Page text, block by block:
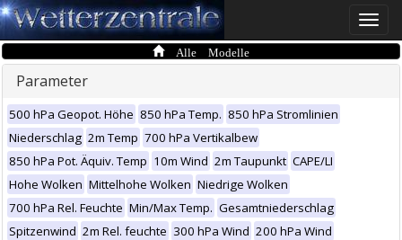
Toggle
Alle Modelle
Parameter
500 hPa Geopot. Höhe 850 hPa Temp. 850 hPa Stromlinien
Niederschlag 2m Temp 700 hPa Vertikalbew
850 hPa Pot. Äquiv. Temp 10m Wind 2m Taupunkt CAPE/LI
Hohe Wolken Mittelhohe Wolken Niedrige Wolken
700 hPa Rel. Feuchte Min/Max Temp. Gesamtniederschlag
Spitzenwind 2m Rel. feuchte 300 hPa Wind 200 hPa Wind